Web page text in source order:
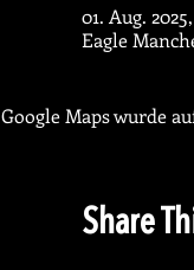
01. Aug.
Eagle
Google Maps wurde
Share